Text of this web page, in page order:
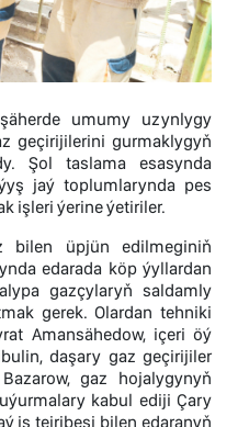
umumy uzynlygy
geçirijilerini gurmaklygyň
Şol taslama esasynda
jaý toplumlarynda pes
işleri ýerine ýetiriler.
bilen üpjün edilmeginiň
edarada köp ýyllardan
gazçylaryň saldamly
gerek. Olardan tehniki
Amansähedow, içeri öý
daşary gaz geçirijiler
gaz hojalygynyň
kabul ediji Çary
iş tejribesi bilen edaranyň